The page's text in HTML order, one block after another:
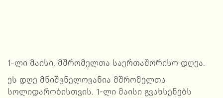
1-ლი მაისი, მშრომელთა საერთაშორისო დღეა.
ეს დღე მნიშვნელოვანია მშრომელთა
სოლიდარობისთვის. 1-ლი მაისი გვახსენებს